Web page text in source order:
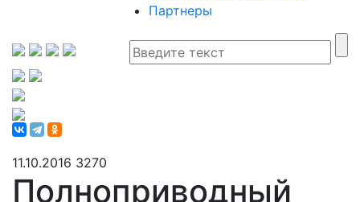
Партнеры
11.10.2016 3270
Полноприводный